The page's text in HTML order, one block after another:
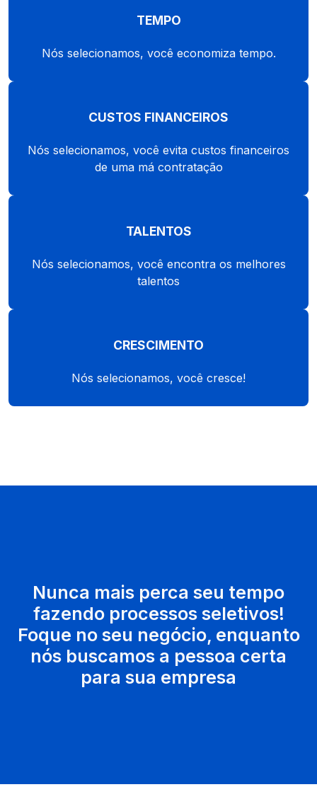
TEMPO
Nós selecionamos, você economiza tempo.
CUSTOS FINANCEIROS
Nós selecionamos, você evita custos financeiros
de uma má contratação
TALENTOS
Nós selecionamos, você encontra os melhores
talentos
CRESCIMENTO
Nós selecionamos, você cresce!
Nunca mais perca seu tempo
fazendo processos seletivos!
Foque no seu negócio, enquanto
nós buscamos a pessoa certa
para sua empresa